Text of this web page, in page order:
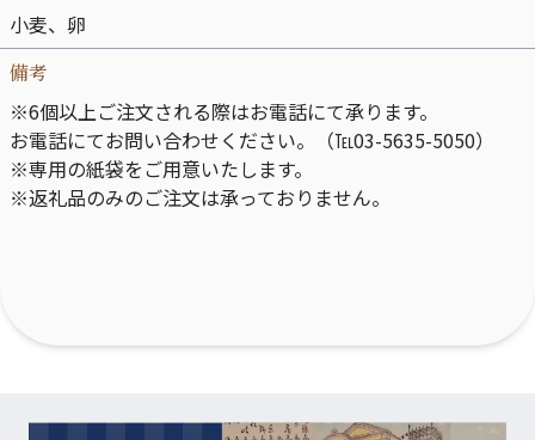
小麦、卵
備考
※6個以上ご注文される際はお電話にて承ります。
お電話にてお問い合わせください。（℡03-5635-5050）
※専用の紙袋をご用意いたします。
※返礼品のみのご注文は承っておりません。